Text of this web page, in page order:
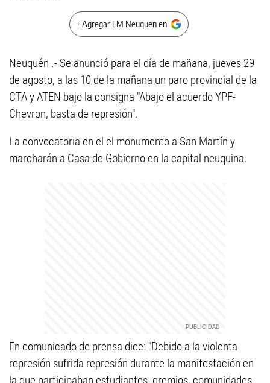
+ Agregar LM Neuquen en
Neuquén .- Se anunció para el día de mañana, jueves 29
de agosto, a las 10 de la mañana un paro provincial de la
CTA y ATEN bajo la consigna "Abajo el acuerdo YPF-
Chevron, basta de represión".
La convocatoria en el el monumento a San Martín y
marcharán a Casa de Gobierno en la capital neuquina.
En comunicado de prensa dice: "Debido a la violenta
represión sufrida represión durante la manifestación en